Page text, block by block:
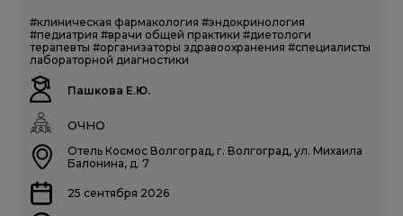
#клиническая фармакология #эндокринология
#педиатрия #врачи общей практики #диетологи
терапевты #организаторы здравоохранения #специалисты
лабораторной диагностики
Пашкова Е.Ю.
ОЧНО
Отель Космос Волгоград, г. Волгоград, ул. Михаила
Балонина, д. 7
25 сентября 2026